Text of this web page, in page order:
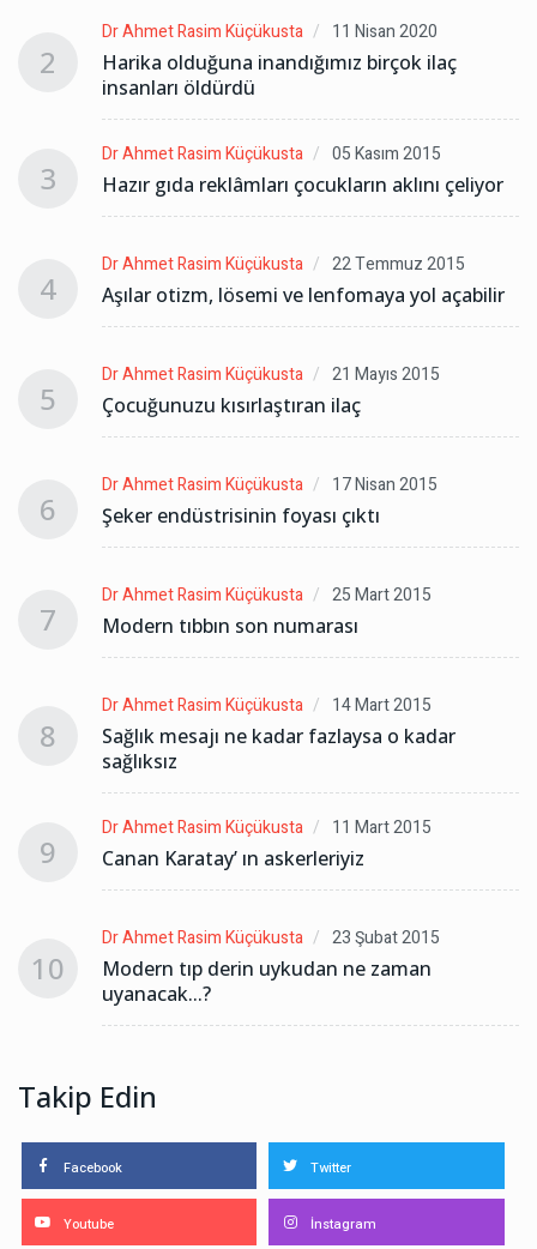
2
Dr Ahmet Rasim Küçükusta 11 Nisan 2020
Harika olduğuna inandığımız birçok ilaç
insanları öldürdü
3
Dr Ahmet Rasim Küçükusta 05 Kasım 2015
Hazır gıda reklâmları çocukların aklını çeliyor
4
Dr Ahmet Rasim Küçükusta 22 Temmuz 2015
Aşılar otizm, lösemi ve lenfomaya yol açabilir
5
Dr Ahmet Rasim Küçükusta 21 Mayıs 2015
Çocuğunuzu kısırlaştıran ilaç
6
Dr Ahmet Rasim Küçükusta 17 Nisan 2015
Şeker endüstrisinin foyası çıktı
7
Dr Ahmet Rasim Küçükusta 25 Mart 2015
Modern tıbbın son numarası
8
Dr Ahmet Rasim Küçükusta 14 Mart 2015
Sağlık mesajı ne kadar fazlaysa o kadar
sağlıksız
9
Dr Ahmet Rasim Küçükusta 11 Mart 2015
Canan Karatay’ ın askerleriyiz
10
Dr Ahmet Rasim Küçükusta 23 Şubat 2015
Modern tıp derin uykudan ne zaman
uyanacak...?
Takip Edin
Facebook Twitter
Youtube İnstagram